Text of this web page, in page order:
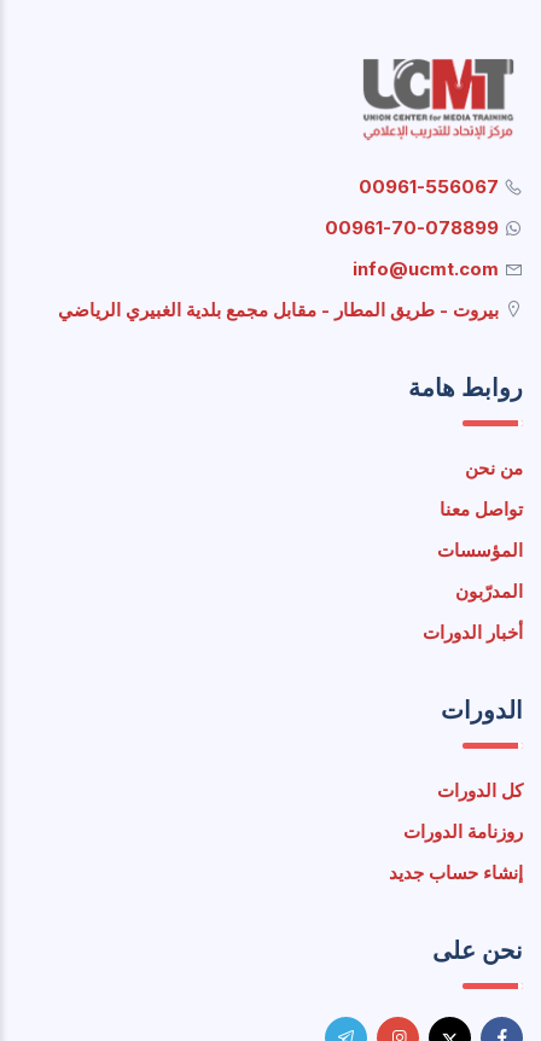
00961-556067
00961-70-078899
info@ucmt.com
بيروت - طريق المطار - مقابل مجمع بلدية الغبيري الرياضي
روابط هامة
من نحن
تواصل معنا
المؤسسات
المدرّبون
أخبار الدورات
الدورات
كل الدورات
روزنامة الدورات
إنشاء حساب جديد
نحن على